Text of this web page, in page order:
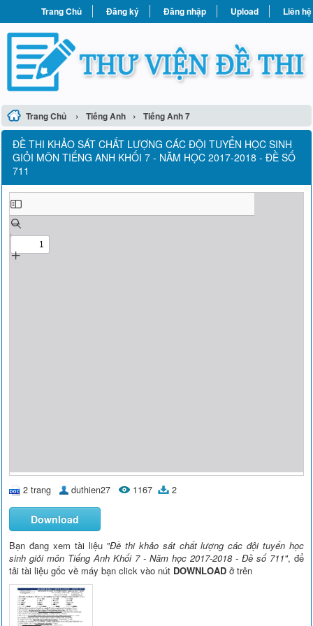
Trang Chủ Đăng ký Đăng nhập Upload Liên hệ
Trang Chủ › Tiếng Anh › Tiếng Anh 7
ĐỀ THI KHẢO SÁT CHẤT LƯỢNG CÁC ĐỘI TUYỂN HỌC SINH
GIỎI MÔN TIẾNG ANH KHỐI 7 - NĂM HỌC 2017-2018 - ĐỀ SỐ
711
2 trang duthien27 1167 2
Download
Bạn đang xem tài liệu "Đề thi khảo sát chất lượng các đội tuyển học
sinh giỏi môn Tiếng Anh Khối 7 - Năm học 2017-2018 - Đề số 711", để
tải tài liệu gốc về máy bạn click vào nút DOWNLOAD ở trên